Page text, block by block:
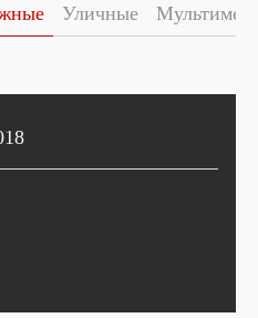
Уличные